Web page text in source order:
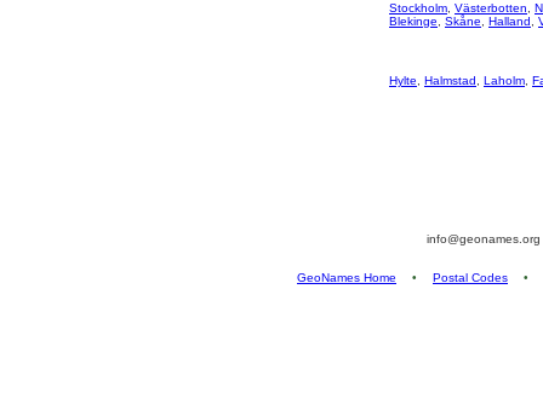
Stockholm Västerbotten
Blekinge
Skåne Halland
Hylte Halmstad Laholm
info@geonames.org
GeoNames Home • Postal Codes •